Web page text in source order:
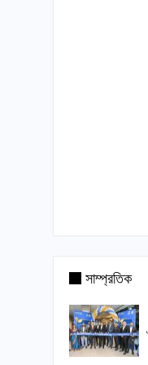
সাম্প্রতিক